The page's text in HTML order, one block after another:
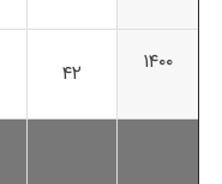
۱۴۰۰ ۴۲